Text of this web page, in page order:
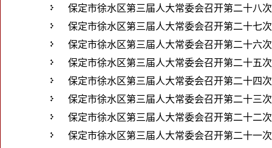
保定市徐水区第三届人大常委会召开第二十八
保定市徐水区第三届人大常委会召开第二十七
保定市徐水区第三届人大常委会召开第二十六
保定市徐水区第三届人大常委会召开第二十五
保定市徐水区第三届人大常委会召开第二十四
保定市徐水区第三届人大常委会召开第二十三
保定市徐水区第三届人大常委会召开第二十二
保定市徐水区第三届人大常委会召开第二十一